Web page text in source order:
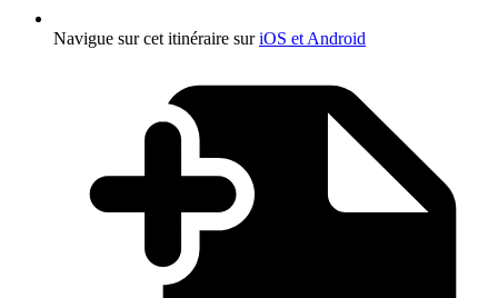
Navigue sur cet itinéraire suriOS et Android